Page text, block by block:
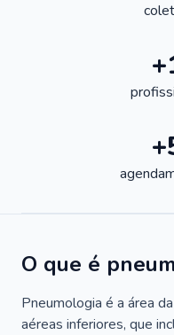
O que é
Pneumologia é a área
aéreas inferiores, que